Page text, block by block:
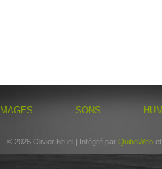
IMAGES SONS
© 2026 Olivier Bruel | Intégré par QuiboWeb